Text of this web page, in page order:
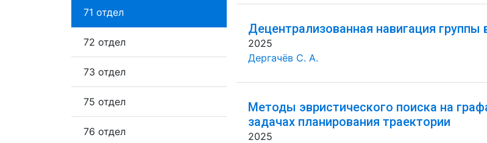
71 отдел
72 отдел
73 отдел
75 отдел
76 отдел
Децентрализованная навигация
2025
Дергачёв С. А.
Методы эвристического поиска на
задачах планирования траектории
2025